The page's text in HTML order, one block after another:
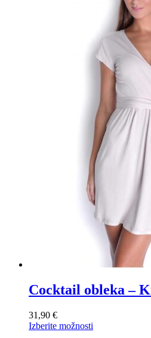
Cocktail obleka –
31,90 €
Izberite možnosti